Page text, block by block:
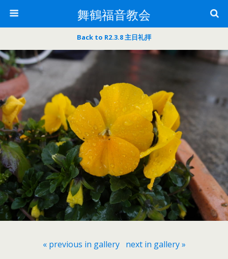
舞鶴福音教会
Back to R2.3.8 主日礼拝
« previous in gallery next in gallery »